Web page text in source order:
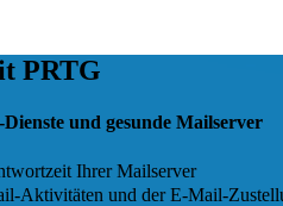
PRTG
und gesunde Mailserver
Ihrer Mailserver
Aktivitäten und der E-Mail-